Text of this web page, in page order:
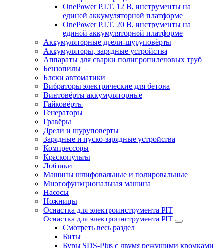
OnePower P.I.T. 12 В, инструменты на
единой аккумуляторной платформе
OnePower P.I.T. 20 В, инструменты на
единой аккумуляторной платформе
Аккумуляторные дрели-шуруповёрты
Аккумуляторы, зарядные устройства
Аппараты для сварки полипропиленовых труб
Бензопилы
Блоки автоматики
Вибраторы электрические для бетона
Винтовёрты аккумуляторные
Гайковёрты
Генераторы
Гравёры
Дрели и шуруповерты
Зарядные и пуско-зарядные устройства
Компрессоры
Краскопульты
Лобзики
Машины шлифовальные и полировальные
Многофункциональная машина
Насосы
Ножницы
Оснастка для электроинструмента PIT
Оснастка для электроинструмента PIT
Смотреть весь раздел
Биты
Буры SDS-Plus c двумя режущими кромками